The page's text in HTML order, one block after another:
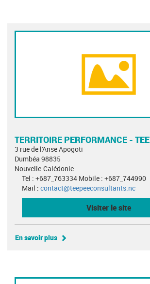
TERRITOIRE PERFORMANCE -
3 rue de l'Anse Apogoti
Dumbéa 98835
Nouvelle-Calédonie
Tel : +687_763334 Mobile : +687_744990
Mail : contact@teepeeconsultants.nc
Visiter le site
En savoir plus